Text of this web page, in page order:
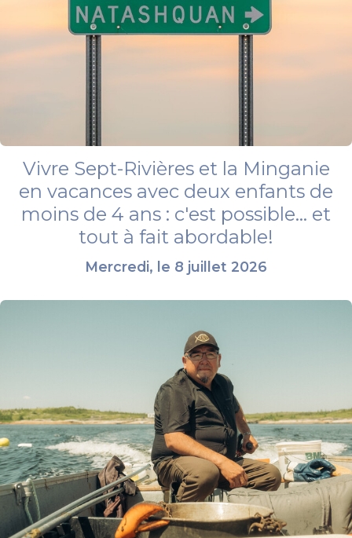
Vivre Sept-Rivières et la Minganie
en vacances avec deux enfants de
moins de 4 ans : c'est possible... et
tout à fait abordable!
Mercredi, le 8 juillet 2026